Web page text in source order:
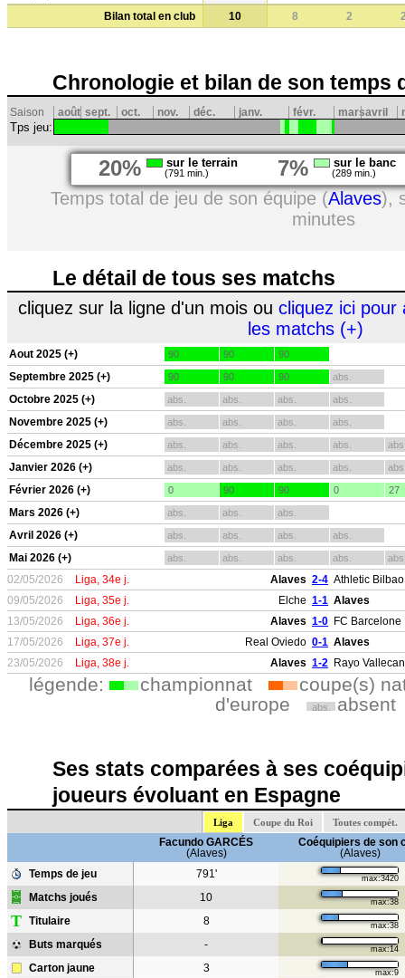
Bilan total en club
10 8 2
Chronologie et bilan de son temps
Saison août sept. oct. nov. déc. janv. févr. marsavril
Tps jeu:
20% sur le terrain
(791 min.) 7% sur le banc
(289 min.)
Temps total de jeu de son équipe (Alaves),
minutes
Le détail de tous ses matchs
cliquez sur la ligne d'un mois ou cliquez ici pour
les matchs (+)
Aout 2025 (+) 90 90 90
Septembre 2025 (+) 90 90 90 abs.
Octobre 2025 (+) abs. abs. abs. abs.
Novembre 2025 (+) abs. abs. abs. abs.
Décembre 2025 (+) abs. abs. abs. abs.
Janvier 2026 (+) abs. abs. abs. abs.
Février 2026 (+) 0 90 90 0 27
Mars 2026 (+) abs. abs. abs.
Avril 2026 (+) abs. abs. abs. abs.
Mai 2026 (+) abs. abs. abs. abs.
02/05/2026 Liga, 34e j. Alaves 2-4 Athletic Bilbao
09/05/2026
Liga, 35e j. Elche 1-1 Alaves
13/05/2026
Liga, 36e j. Alaves 1-0 FC Barcelone
17/05/2026
Liga, 37e j. Real Oviedo 0-1 Alaves
23/05/2026
Liga, 38e j. Alaves 1-2 Rayo
légende: championnat
coupe(s)
d'europe
abs. absent
Ses stats comparées à ses
joueurs évoluant en Espagne
Liga Coupe du Roi Toutes compét.
Facundo GARCÉS
(Alaves)
Coéquipiers de son
(Alaves)
Temps de jeu
791' max:3420
Matchs joués 10 max:38
T Titulaire 8 max:38
Buts marqués - max:14
Carton jaune 3 max:9